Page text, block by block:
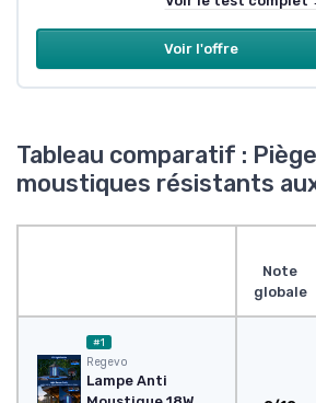
Voir l'offre
Tableau comparatif :
moustiques résistants
Note
globale
#1
Regevo
Lampe Anti